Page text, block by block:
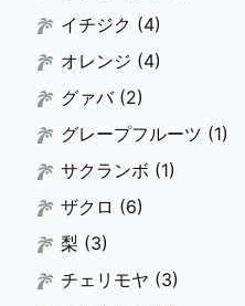
イチジク (4)
オレンジ (4)
グァバ(2)
グレープフルーツ (1)
サクランボ (1)
ザクロ (6)
梨 (3)
チェリモヤ (3)